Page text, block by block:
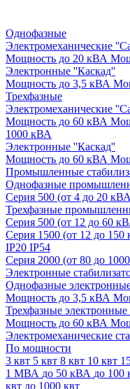
Однофазные
Электромеханические
Мощность до 20 кВА
Электронные ''Каскад''
Мощность до 3,5 кВА
Трехфазные
Электромеханические
Мощность до 60 кВА
1000 кВА
Электронные ''Каскад''
Мощность до 60 кВА
Промышленные
Однофазные
Серия 500 (от 4 до 20
Трехфазные
Cерия 500 (от 12 до 60
Серия 1500 (от 12 до
IP20 IP54
Серия 2000 (от 80 до
Электронные
Однофазные
Мощность до 3,5 кВА
Трехфазные
Мощность до 60 кВА
Электромеханические
По мощности
3 квт 5 квт 8 квт 10 квт
1 МВА до 50 кВА до 100
квт до 1000 квт